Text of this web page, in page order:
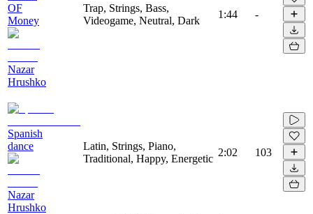
OF
Money
Nazar
Hrushko
Trap, Strings, Bass,
Videogame, Neutral, Dark
1:44 -
Spanish
dance
Nazar
Hrushko
Latin, Strings, Piano,
Traditional, Happy, Energetic
2:02 103